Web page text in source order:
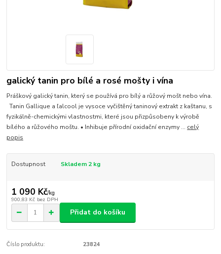
galický tanin pro bílé a rosé mošty i vína
Práškový galický tanin, který se používá pro bílý a růžový mošt nebo vína.
Tanin Gallique a ľalcool je vysoce vyčištěný taninový extrakt z kaštanu, s
fyzikálně-chemickými vlastnostmi, které jsou přizpůsobeny k výrobě
bílého a růžového moštu. • Inhibuje přírodní oxidační enzymy ... celý
popis
Dostupnost Skladem 2 kg
1 090 Kč/kg
900,83 Kč bez DPH
Přidat do košíku
Číslo produktu: 23824